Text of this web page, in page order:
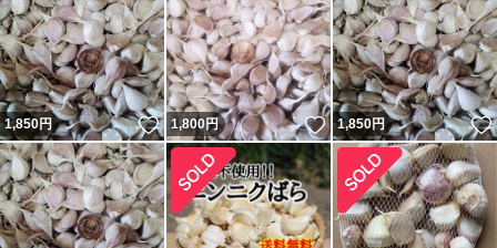
1,850円 いいね！
1,800円 いいね！
1,850円